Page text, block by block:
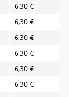
6,30 €
6,30 €
6,30 €
6,30 €
6,30 €
6,30 €